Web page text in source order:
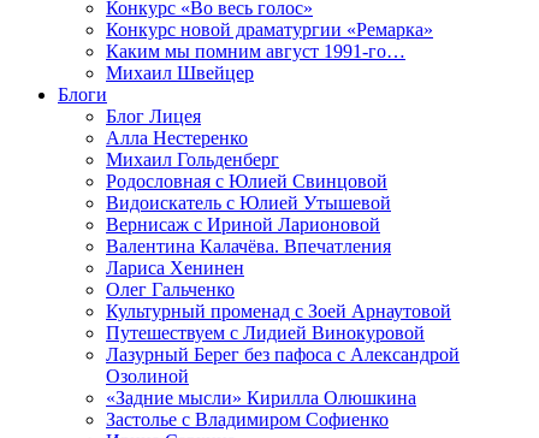
Конкурс «Во весь голос»
Конкурс новой драматургии «Ремарка»
Каким мы помним август 1991-го…
Михаил Швейцер
Блоги
Блог Лицея
Алла Нестеренко
Михаил Гольденберг
Родословная с Юлией Свинцовой
Видоискатель с Юлией Утышевой
Вернисаж с Ириной Ларионовой
Валентина Калачёва. Впечатления
Лариса Хенинен
Олег Гальченко
Культурный променад с Зоей Арнаутовой
Путешествуем с Лидией Винокуровой
Лазурный Берег без пафоса с Александрой
Озолиной
«Задние мысли» Кирилла Олюшкина
Застолье с Владимиром Софиенко